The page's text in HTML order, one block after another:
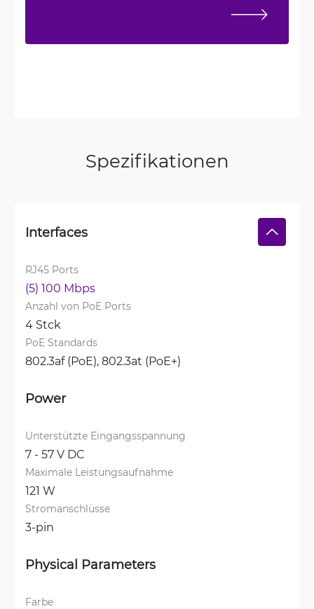
Spezifikationen
Interfaces
RJ45 Ports
(5) 100 Mbps
Anzahl von PoE Ports
4 Stck
PoE Standards
802.3af (PoE), 802.3at (PoE+)
Power
Unterstützte Eingangsspannung
7 - 57 V DC
Maximale Leistungsaufnahme
121 W
Stromanschlüsse
3-pin
Physical Parameters
Farbe